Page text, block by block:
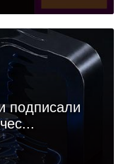
подписали